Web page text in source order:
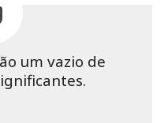
um vazio de